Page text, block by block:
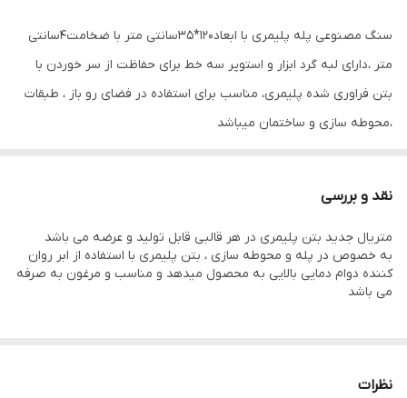
سنگ مصنوعی پله پلیمری با ابعاد120*35سانتی متر با ضخامت4سانتی
متر ،دارای لبه گرد ابزار و استوپر سه خط برای حفاظت از سر خوردن با
بتن فراوری شده پلیمری، مناسب برای استفاده در فضای رو باز ، طبقات
،محوطه سازی و ساختمان میباشد
رنگ محصول در دو رنگ سفید و طوسی قابل عرضه است
.
نقد و بررسی
متریال جدید بتن پلیمری در هر قالبی قابل تولید و عرضه می باشد
به خصوص در پله و محوطه سازی ، بتن پلیمری با استفاده از ابر روان
کننده دوام دمایی بالایی به محصول میدهد و مناسب و مرغون به صرفه
می باشد
نظرات